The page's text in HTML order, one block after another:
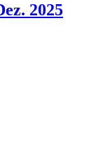
2025